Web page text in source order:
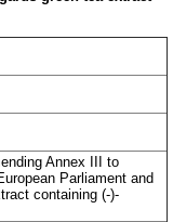
Annex III to
Parliament and
containing (-)-